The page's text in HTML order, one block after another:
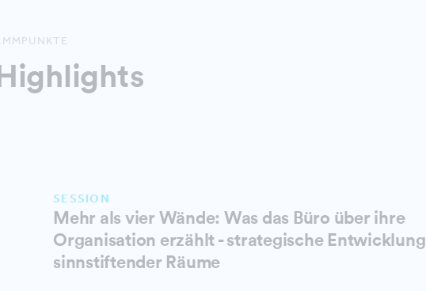
SESSION
Mehr als vier Wände: Was das Büro über ihre
Organisation erzählt - strategische Entwicklung
sinnstiftender Räume